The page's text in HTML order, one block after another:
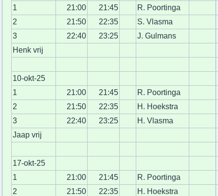
1
21:00 21:45
R. Poortinga
2
21:50 22:35
S. Vlasma
3
22:40 23:25
J. Gulmans
Henk vrij
10-okt-25
1
21:00 21:45
R. Poortinga
2
21:50 22:35
H. Hoekstra
3
22:40 23:25
H. Vlasma
Jaap vrij
17-okt-25
1
21:00 21:45
R. Poortinga
2
21:50 22:35
H. Hoekstra